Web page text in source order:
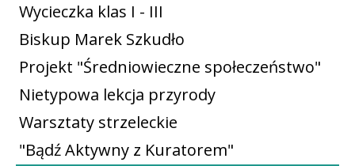
Wycieczka klas I - III
Biskup Marek Szkudło
Projekt "Średniowieczne społeczeństwo"
Nietypowa lekcja przyrody
Warsztaty strzeleckie
"Bądź Aktywny z Kuratorem"